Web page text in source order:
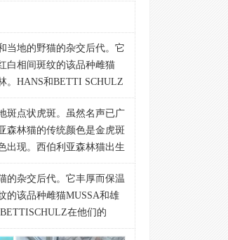
当地的野猫的杂交后代。它
白相间斑纹的该品种雌猫
。HANS和BETTI SCHULZ
猫。1991年起，西伯利亚猫
1990年ELIZABETH
猫屋。TICA承认该品
斑点状虎斑。虽然名声已广
森林猫的传统颜色是金虎斑
出现。西伯利亚森林猫出生
头顶扁平。前额微微凸
森林猫更浑圆。
的杂交后代。它丰厚而保温
的该品种雌猫MUSSA和雄
在他们的
年起，西伯利亚猫品种就在